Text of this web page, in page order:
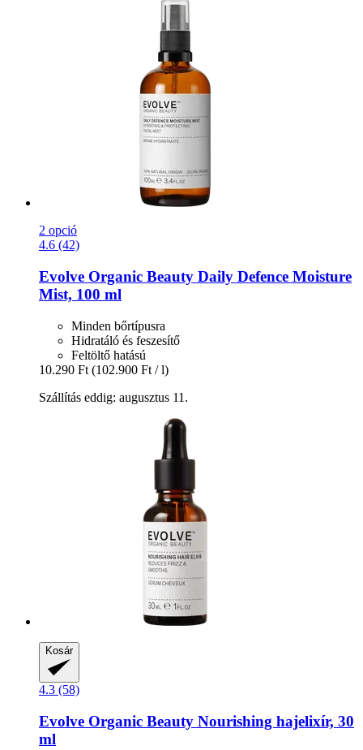
2 opció
4.6 (42)
Evolve Organic Beauty Daily Defence Moisture
Mist, 100 ml
Minden bőrtípusra
Hidratáló és feszesítő
Feltöltő hatású
10.290 Ft (102.900 Ft / l)
Szállítás eddig: augusztus 11.
Kosár
4.3 (58)
Evolve Organic Beauty Nourishing hajelixír, 30
ml